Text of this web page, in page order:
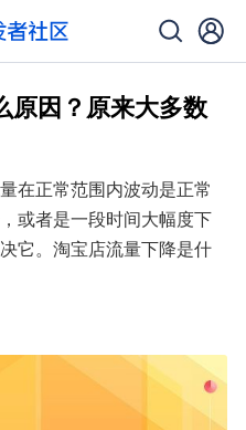
原因？原来大多数
在正常范围内波动是正常
或者是一段时间大幅度下
它。淘宝店流量下降是什